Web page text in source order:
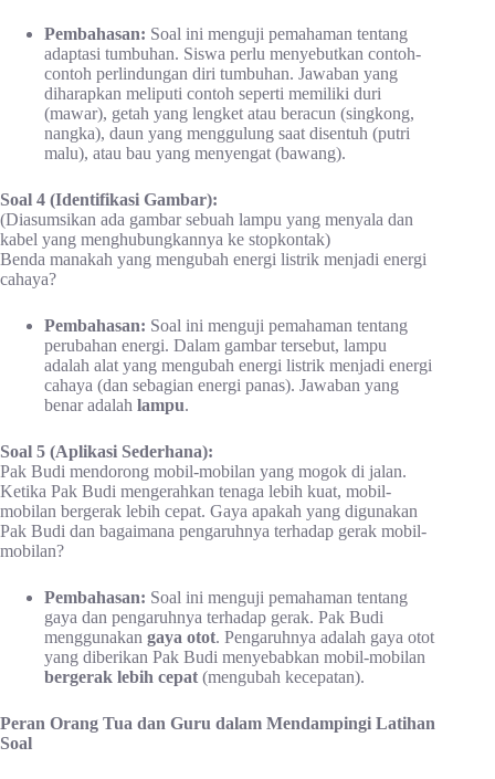
Pembahasan: Soal ini menguji pemahaman tentang
adaptasi tumbuhan. Siswa perlu menyebutkan contoh-
contoh perlindungan diri tumbuhan. Jawaban yang
diharapkan meliputi contoh seperti memiliki duri
(mawar), getah yang lengket atau beracun (singkong,
nangka), daun yang menggulung saat disentuh (putri
malu), atau bau yang menyengat (bawang).
Soal 4 (Identifikasi Gambar):
(Diasumsikan ada gambar sebuah lampu yang menyala dan
kabel yang menghubungkannya ke stopkontak)
Benda manakah yang mengubah energi listrik menjadi energi
cahaya?
Pembahasan: Soal ini menguji pemahaman tentang
perubahan energi. Dalam gambar tersebut, lampu
adalah alat yang mengubah energi listrik menjadi energi
cahaya (dan sebagian energi panas). Jawaban yang
benar adalah lampu.
Soal 5 (Aplikasi Sederhana):
Pak Budi mendorong mobil-mobilan yang mogok di jalan.
Ketika Pak Budi mengerahkan tenaga lebih kuat, mobil-
mobilan bergerak lebih cepat. Gaya apakah yang digunakan
Pak Budi dan bagaimana pengaruhnya terhadap gerak mobil-
mobilan?
Pembahasan: Soal ini menguji pemahaman tentang
gaya dan pengaruhnya terhadap gerak. Pak Budi
menggunakan gaya otot. Pengaruhnya adalah gaya otot
yang diberikan Pak Budi menyebabkan mobil-mobilan
bergerak lebih cepat(mengubah kecepatan).
Peran Orang Tua dan Guru dalam Mendampingi Latihan
Soal